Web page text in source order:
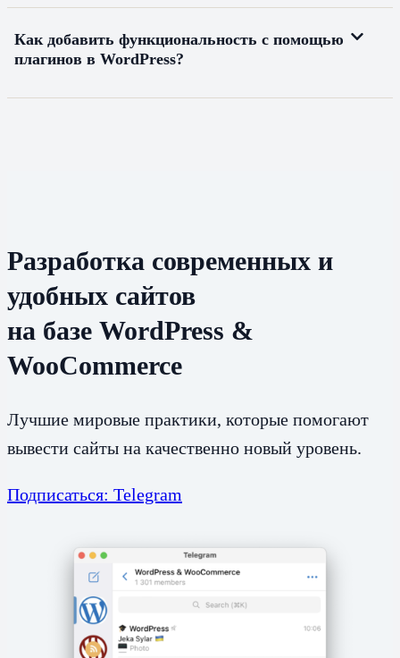
Как добавить функциональность с помощью
плагинов в WordPress?
Разработка современных и
удобных сайтов
на базе WordPress &
WooCommerce
Лучшие мировые практики, которые помогают
вывести сайты на качественно новый уровень.
Подписаться: Telegram